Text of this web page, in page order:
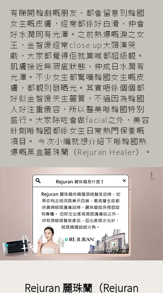
有睇開韓劇嘅朋友，都會留意到韓國
女生嘅皮膚，經常都係好白滑，仲會
好水潤同有光澤。之前熱爆嘅淚之女
王，金智媛經常close up大頭演哭
戲，大家都覺得佢就算喊都超級靚。
肌膚接近無瑕疵狀態，仲成日水潤有
光澤。不少女生都驚嘆韓國女生嘅皮
膚，都靚到發晒光。其實唔係個個都
好似金智媛天生麗質，不過因為韓國
人好注重儀容，所以醫美喺韓國特別
盛行。大家除咗會做facial之外，美容
針劑喺韓國都係女生日常熱門保養嘅
項目。 今次小編就想介紹下喺韓國熱
爆嘅黑盒麗珠蘭（Rejuran Healer）。
Rejuran 麗珠蘭（Rejuran